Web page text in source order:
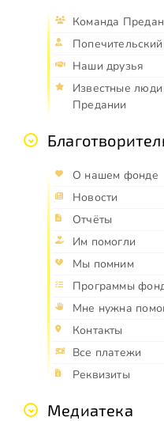
Команда
Наши друзья
Известные
Предании
О нашем фонде
Новости
Отчёты
Им помогли
Мы помним
Программы
Мне нужна
Контакты
Все платежи
Реквизиты
Медиатека